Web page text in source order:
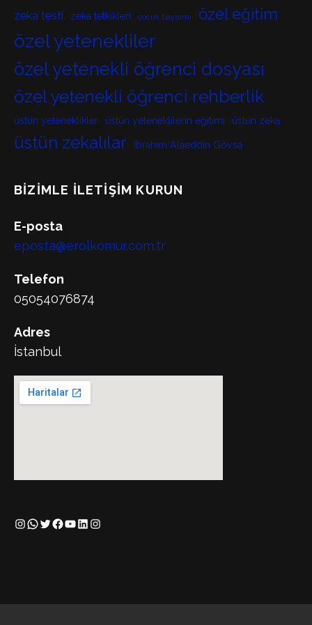
zeka testi zeka tetkikleri çocuk bayramı özel eğitim
özel yetenekliler
özel yetenekli öğrenci dosyası
özel yetenekli öğrenci rehberlik
üstün yeteneklikler üstün yeteneklilerin eğitimi üstün zeka
üstün zekalılar İbrahim Alaeddin Gövsa
BIZIMLE İLETIŞIM KURUN
E-posta
eposta@erolkomur.com.tr
Telefon
05054076874
Adres
İstanbul
Instagram
WhatsApp
Twitter
Facebook
YouTube
LinkedIn
Instagram